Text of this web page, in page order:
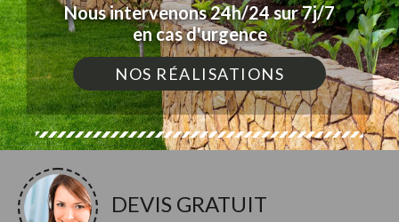
Nous intervenons 24h/24 sur 7j/7
en cas d'urgence
NOS RÉALISATIONS
DEVIS GRATUIT